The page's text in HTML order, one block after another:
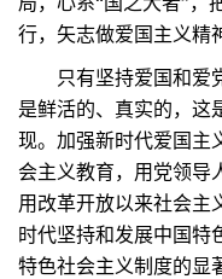
行，矢志做爱国主义精
只有坚持爱国和爱党
是鲜活的、真实的，这
现。加强新时代爱国主
会主义教育，用党领导
用改革开放以来社会主
时代坚持和发展中国特
特色社会主义制度的显